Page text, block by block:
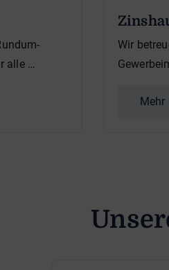
alle …
Wir
Mehr